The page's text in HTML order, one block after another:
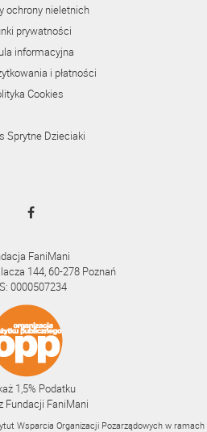
ochrony nieletnich
prywatności
informacyjna
i płatności
Cookies
Sprytne Dzieciaki
FaniMani
144, 60-278 Poznań
0000507234
1,5% Podatku
Fundacji FaniMani
Wsparcia Organizacji Pozarządowych w ramach